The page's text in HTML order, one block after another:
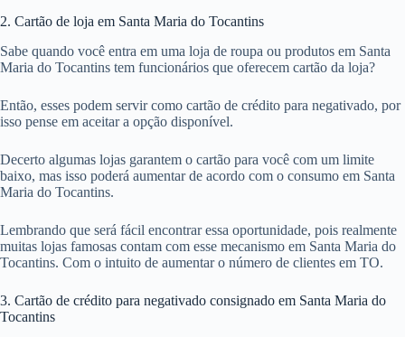
2. Cartão de loja em Santa Maria do Tocantins
Sabe quando você entra em uma loja de roupa ou produtos em Santa
Maria do Tocantins tem funcionários que oferecem cartão da loja?
Então, esses podem servir como cartão de crédito para negativado, por
isso pense em aceitar a opção disponível.
Decerto algumas lojas garantem o cartão para você com um limite
baixo, mas isso poderá aumentar de acordo com o consumo em Santa
Maria do Tocantins.
Lembrando que será fácil encontrar essa oportunidade, pois realmente
muitas lojas famosas contam com esse mecanismo em Santa Maria do
Tocantins. Com o intuito de aumentar o número de clientes em TO.
3. Cartão de crédito para negativado consignado em Santa Maria do
Tocantins